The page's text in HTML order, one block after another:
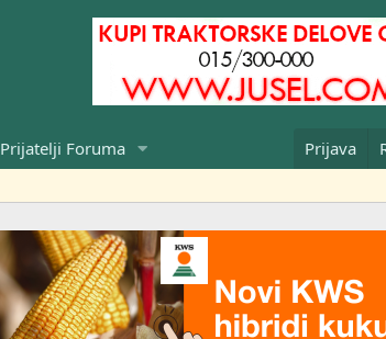
Prijatelji Foruma Prijava